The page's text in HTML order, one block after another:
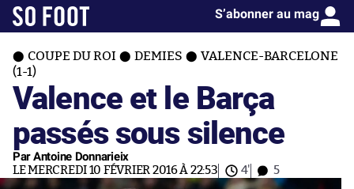
S’abonner au mag
COUPE DU ROI DEMIES
VALENCE-BARCELONE
(1-1)
Valence et le Barça
passés sous silence
Par Antoine Donnarieix
LE MERCREDI 10 FÉVRIER 2016 À 22:53 4' 5